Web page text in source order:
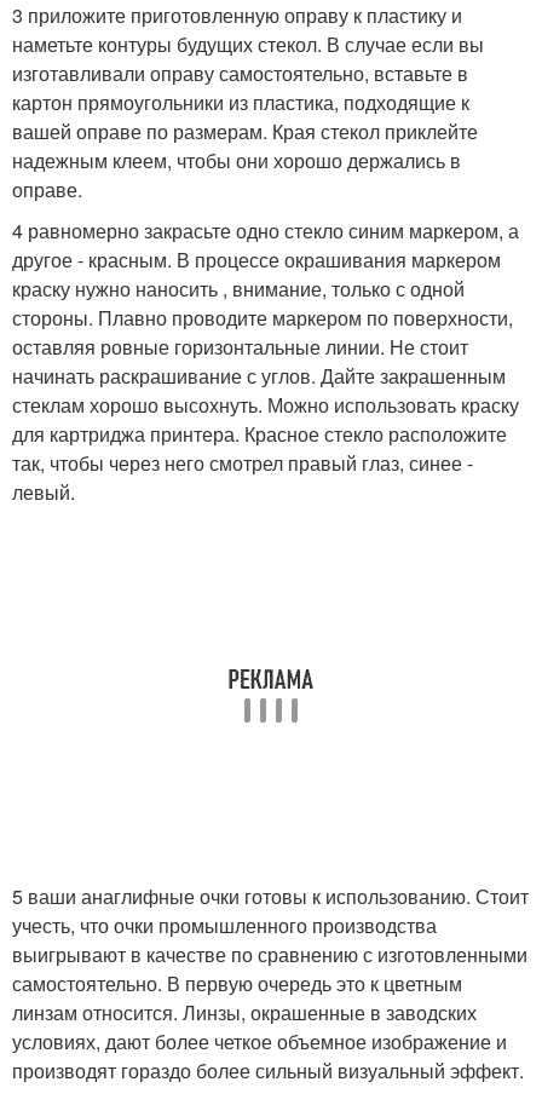
3 приложите приготовленную оправу к пластику и
наметьте контуры будущих стекол. В случае если вы
изготавливали оправу самостоятельно, вставьте в
картон прямоугольники из пластика, подходящие к
вашей оправе по размерам. Края стекол приклейте
надежным клеем, чтобы они хорошо держались в
оправе.
4 равномерно закрасьте одно стекло синим маркером, а
другое - красным. В процессе окрашивания маркером
краску нужно наносить , внимание, только с одной
стороны. Плавно проводите маркером по поверхности,
оставляя ровные горизонтальные линии. Не стоит
начинать раскрашивание с углов. Дайте закрашенным
стеклам хорошо высохнуть. Можно использовать краску
для картриджа принтера. Красное стекло расположите
так, чтобы через него смотрел правый глаз, синее -
левый.
5 ваши анаглифные очки готовы к использованию. Стоит
учесть, что очки промышленного производства
выигрывают в качестве по сравнению с изготовленными
самостоятельно. В первую очередь это к цветным
линзам относится. Линзы, окрашенные в заводских
условиях, дают более четкое объемное изображение и
производят гораздо более сильный визуальный эффект.